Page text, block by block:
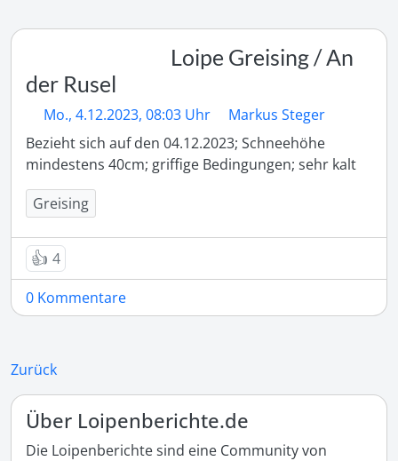
Loipe Greising / An
der Rusel
Mo., 4.12.2023, 08:03 Uhr
Markus Steger
Bezieht sich auf den 04.12.2023; Schneehöhe
mindestens 40cm; griffige Bedingungen; sehr kalt
Greising
👍 4
0 Kommentare
Zurück
Über Loipenberichte.de
Die Loipenberichte sind eine Community von